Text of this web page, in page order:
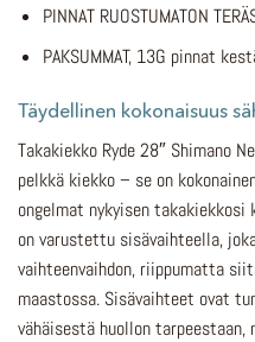
PINNAT RUOSTUMATON
PAKSUMMAT, 13G pinnat
Täydellinen kokonaisuus
Takakiekko Ryde 28″ Shimano
pelkkä kiekko – se on
ongelmat nykyisen takakiekkosi
on varustettu sisävaihteella,
vaihteenvaihdon, riippumatta
maastossa. Sisävaihteet ovat
vähäisestä huollon